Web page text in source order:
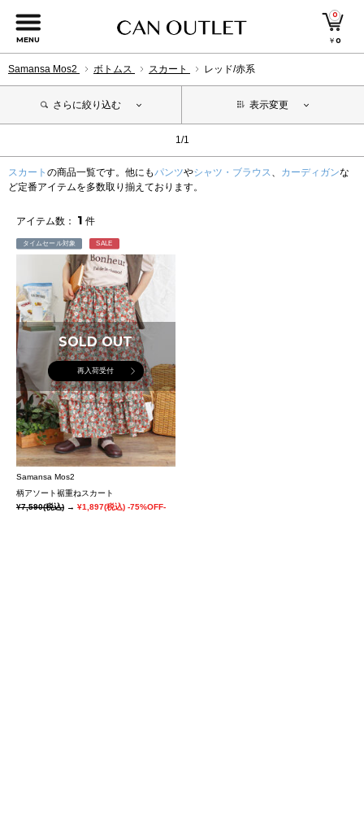
MENU
0
￥0
Samansa Mos2 ボトムス スカート レッド/赤系
さらに絞り込む 表示変更
1/1
スカート の商品一覧です。他にもパンツやシャツ・ブラウス、 カーディガンな
ど定番アイテムを多数取り揃えております。
アイテム数： 1 件
タイムセール対象 SALE
SOLD OUT
再入荷受付
Samansa Mos2
柄アソート裾重ねスカート
¥7,590(税込) → ¥1,897(税込) -75%OFF-